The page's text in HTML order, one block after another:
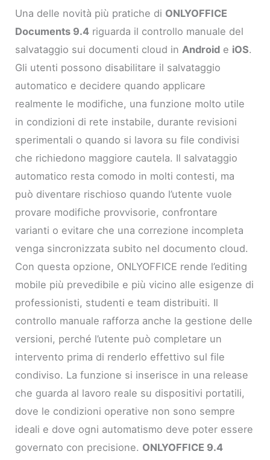
Una delle novità più pratiche di ONLYOFFICE
Documents 9.4 riguarda il controllo manuale del
salvataggio sui documenti cloud inAndroid e iOS.
Gli utenti possono disabilitare il salvataggio
automatico e decidere quando applicare
realmente le modifiche, una funzione molto utile
in condizioni di rete instabile, durante revisioni
sperimentali o quando si lavora su file condivisi
che richiedono maggiore cautela. Il salvataggio
automatico resta comodo in molti contesti, ma
può diventare rischioso quando l’utente vuole
provare modifiche provvisorie, confrontare
varianti o evitare che una correzione incompleta
venga sincronizzata subito nel documento cloud.
Con questa opzione, ONLYOFFICE rende l’editing
mobile più prevedibile e più vicino alle esigenze di
professionisti, studenti e team distribuiti. Il
controllo manuale rafforza anche la gestione delle
versioni, perché l’utente può completare un
intervento prima di renderlo effettivo sul file
condiviso. La funzione si inserisce in una release
che guarda al lavoro reale su dispositivi portatili,
dove le condizioni operative non sono sempre
ideali e dove ogni automatismo deve poter essere
governato con precisione. ONLYOFFICE 9.4